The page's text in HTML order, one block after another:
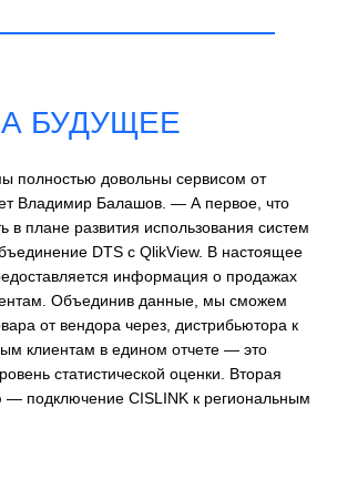
БУДУЩЕЕ
полностью довольны сервисом от
Владимир Балашов. — А первое, что
в плане развития использования систем
DTS с QlikView. В настоящее
информация о продажах
Объединив данные, мы сможем
от вендора через, дистрибьютора к
клиентам в едином отчете — это
статистической оценки. Вторая
— подключение CISLINK к региональным